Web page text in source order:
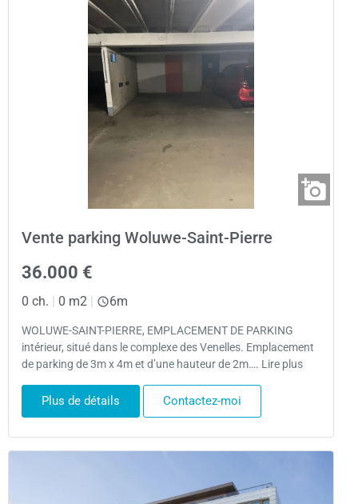
Vente parking Woluwe-Saint-Pierre
36.000 €
0 ch. | 0 m2 | 6m
WOLUWE-SAINT-PIERRE, EMPLACEMENT DE PARKING
intérieur, situé dans le complexe des Venelles. Emplacement
de parking de 3m x 4m et d’une hauteur de 2m…. Lire plus
Plus de détails Contactez-moi